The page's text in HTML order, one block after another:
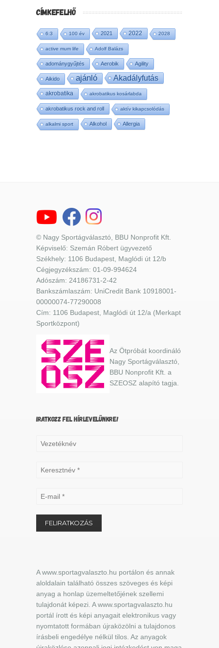
CÍMKEFELHŐ
6:3 100 év 2021 2022 2028
active mum life Adolf Balázs
adománygyűjtés Aerobik Agility
Aikido ajánló Akadályfutás
akrobatika akrobatikus kosárlabda
akrobatikus rock and roll aktív kikapcsolódás
alkalmi sport Alkohol Allergia
© Nagy Sportágválasztó, BBU Nonprofit Kft.
Képviselő: Szemán Róbert ügyvezető
Székhely: 1106 Budapest, Maglódi út 12/b
Cégjegyzékszám: 01-09-994624
Adószám: 24186731-2-42
Bankszámlaszám: UniCredit Bank 10918001-
00000074-77290008
Cím: 1106 Budapest, Maglódi út 12/a (Merkapt
Sportközpont)
Az Ötpróbát koordináló
Nagy Sportágválasztó,
BBU Nonprofit Kft. a
SZEOSZ alapító tagja.
IRATKOZZ FEL HÍRLEVELÜNKRE!
A www.sportagvalaszto.hu portálon és annak
aloldalain található összes szöveges és képi
anyag a honlap üzemeltetőjének szellemi
tulajdonát képezi. A www.sportagvalaszto.hu
portál írott és képi anyagait elektronikus vagy
nyomtatott formában újraközölni a tulajdonos
írásbeli engedélye nélkül tilos. Az anyagok